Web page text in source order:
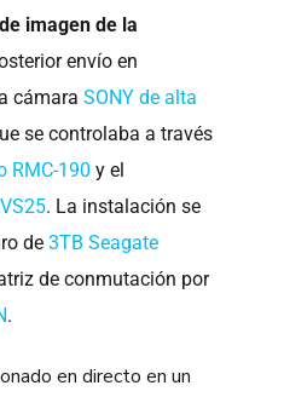
imagen de la
envío en
cámara SONY de alta
se controlaba a través
RMC-190 y el
. La instalación se
de 3TB Seagate
de conmutación por
.
en directo en un